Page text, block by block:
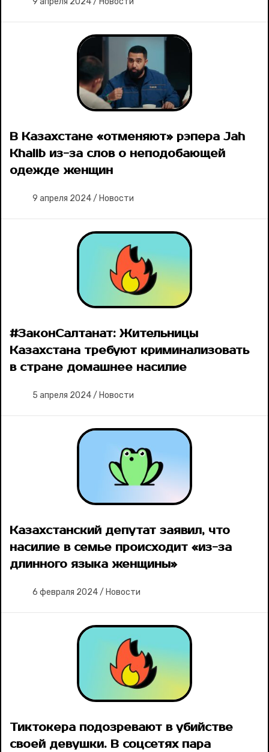
В Казахстане «отменяют» рэпера Jah
Khalib из-за слов о неподобающей
одежде женщин
9 апреля 2024/ Новости
#ЗаконСалтанат: Жительницы
Казахстана требуют криминализовать
в стране домашнее насилие
5 апреля 2024/ Новости
Казахстанский депутат заявил, что
насилие в семье происходит «из-за
длинного языка женщины»
6 февраля 2024/ Новости
Тиктокера подозревают в убийстве
своей девушки. В соцсетях пара